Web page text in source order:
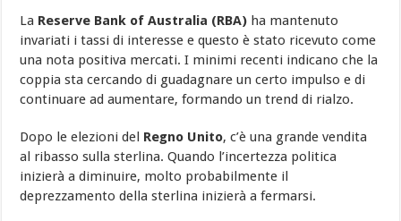
La Reserve Bank of Australia (RBA) ha mantenuto
invariati i tassi di interesse e questo è stato ricevuto come
una nota positiva mercati. I minimi recenti indicano che la
coppia sta cercando di guadagnare un certo impulso e di
continuare ad aumentare, formando un trend di rialzo.
Dopo le elezioni del Regno Unito, c’è una grande vendita
al ribasso sulla sterlina. Quando l’incertezza politica
inizierà a diminuire, molto probabilmente il
deprezzamento della sterlina inizierà a fermarsi.